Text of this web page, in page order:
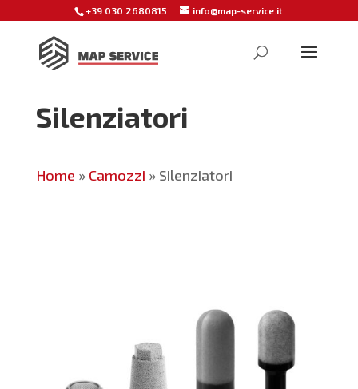
+39 030 2680815 info@map-service.it
Silenziatori
Home » Camozzi » Silenziatori